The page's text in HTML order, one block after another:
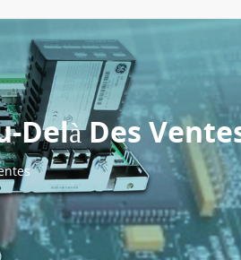
Delà Des